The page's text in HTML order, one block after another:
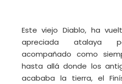
Este viejo Diablo, ha
apreciada atalaya
acompañado como
hasta allá donde los
acababa la tierra, el